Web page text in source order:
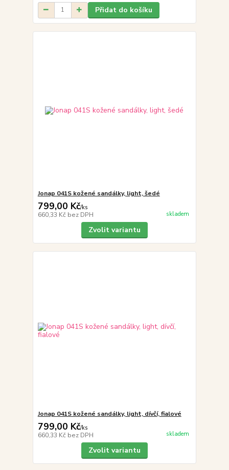
Přidat do košíku
Jonap 041S kožené sandálky, light, šedé
799,00 Kč/ks
660,33 Kč bez DPH skladem
Zvolit variantu
Jonap 041S kožené sandálky, light, dívčí, fialové
799,00 Kč/ks
660,33 Kč bez DPH skladem
Zvolit variantu